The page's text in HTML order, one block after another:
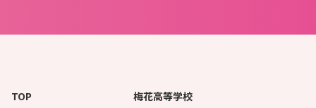
TOP
梅花高等学校